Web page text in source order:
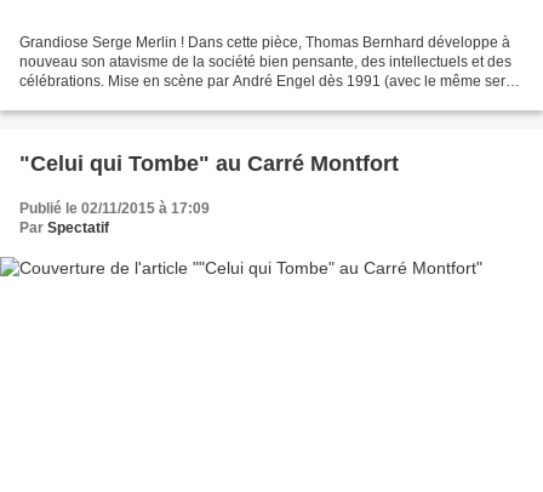
Grandiose Serge Merlin ! Dans cette pièce, Thomas Bernhard développe à
nouveau son atavisme de la société bien pensante, des intellectuels et des
célébrations. Mise en scène par André Engel dès 1991 (avec le même serge
"Celui qui Tombe" au Carré Montfort
Publié le 02/11/2015 à 17:09
Par Spectatif